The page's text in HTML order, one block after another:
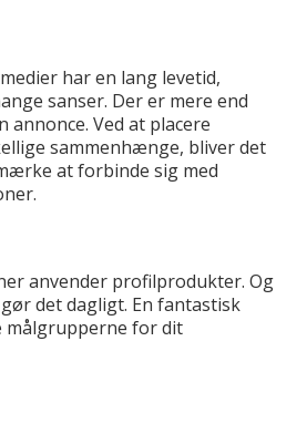
har en lang levetid,
sanser. Der er mere end
annonce. Ved at placere
sammenhænge, bliver det
at forbinde sig med
anvender profilprodukter. Og
det dagligt. En fantastisk
målgrupperne for dit